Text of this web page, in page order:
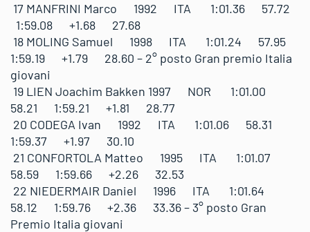
17 MANFRINI Marco 1992 ITA 1:01.36 57.72
1:59.08 +1.68 27.68
18 MOLING Samuel 1998 ITA 1:01.24 57.95
1:59.19 +1.79 28.60 – 2° posto Gran premio Italia
giovani
19 LIEN Joachim Bakken 1997 NOR 1:01.00
58.21 1:59.21 +1.81 28.77
20 CODEGA Ivan 1992 ITA 1:01.06 58.31
1:59.37 +1.97 30.10
21 CONFORTOLA Matteo 1995 ITA 1:01.07
58.59 1:59.66 +2.26 32.53
22 NIEDERMAIR Daniel 1996 ITA 1:01.64
58.12 1:59.76 +2.36 33.36 – 3° posto Gran
Premio Italia giovani